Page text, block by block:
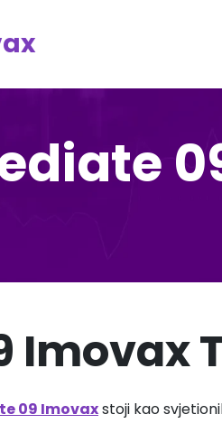
Imovax
09 Imovaxstoji kao